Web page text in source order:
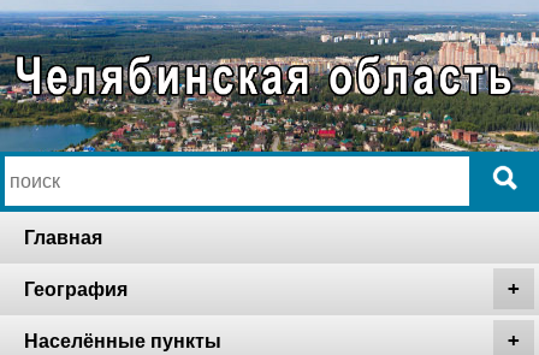
Главная
География
Населённые пункты